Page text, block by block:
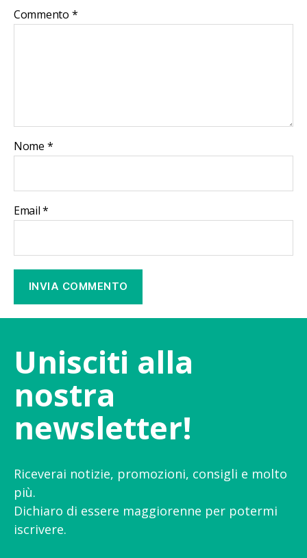
Commento *
Nome *
Email*
Unisciti alla
nostra
newsletter!
Riceverai notizie, promozioni, consigli e molto
più.
Dichiaro di essere maggiorenne per potermi
iscrivere.